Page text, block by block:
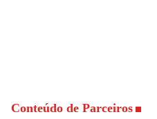
Conteúdo de Parceiros